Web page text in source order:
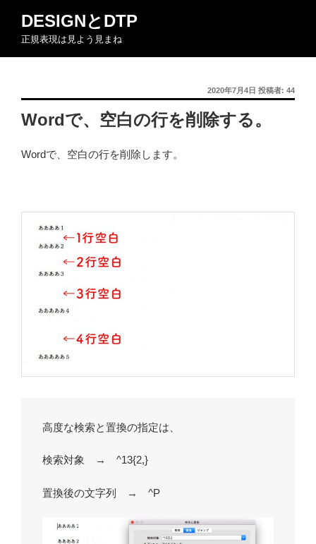
ン
DESIGNとDTP
正規表現は見よう見まね
投
稿
日:
2020年7月4日 投稿者: 44
Wordで、空白の行を削除する。
Wordで、空白の行を削除します。
高度な検索と置換の指定は、
検索対象 → ^13{2,}
置換後の文字列 → ^P